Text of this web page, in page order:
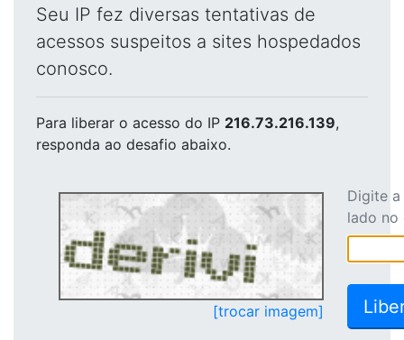
Seu IP fez diversas tentativas de
acessos suspeitos a sites hospedados
conosco.
Para liberar o acesso do IP 216.73.216.139,
responda ao desafio abaixo.
[trocar imagem]
Digite
lado no